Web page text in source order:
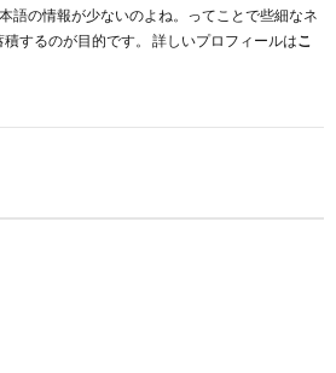
語の情報が少ないのよね。ってことで些細なネ
積するのが目的です。 詳しいプロフィールはこ